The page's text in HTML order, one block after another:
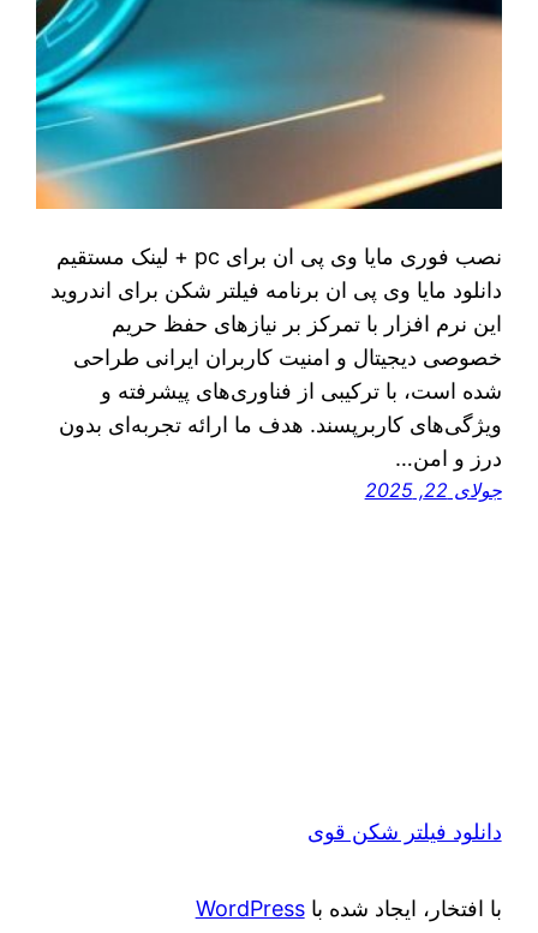
نصب فوری مایا وی پی ان برای pc + لینک مستقیم
دانلود مایا وی پی ان برنامه فیلتر شکن برای اندروید
این نرم افزار با تمرکز بر نیازهای حفظ حریم
خصوصی دیجیتال و امنیت کاربران ایرانی طراحی
شده است، با ترکیبی از فناوری‌های پیشرفته و
ویژگی‌های کاربرپسند. هدف ما ارائه تجربه‌ای بدون
درز و امن…
جولای 22, 2025
دانلود فیلتر شکن قوی
با افتخار، ایجاد شده باWordPress